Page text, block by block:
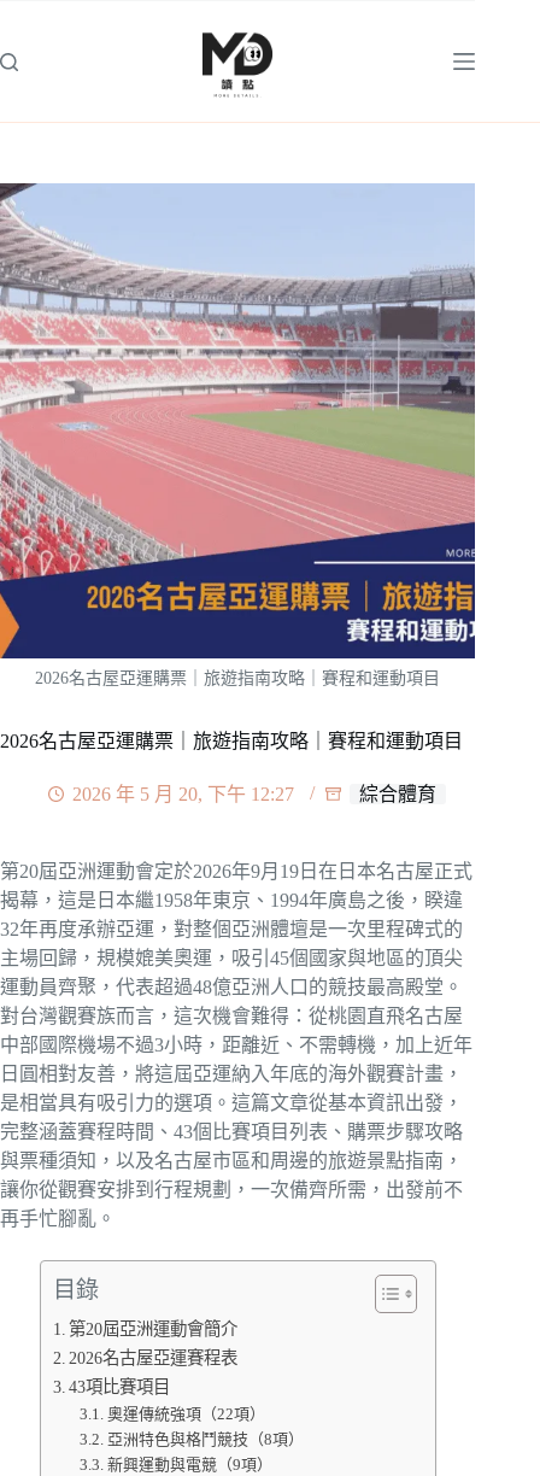
主
2026名古屋亞運購票｜旅遊指南攻略｜賽程和運動項目
2026名古屋亞運購票｜旅遊指南攻略｜賽程和運動項目
2026 年 5 月 20, 下午 12:27 綜合體育
第20屆亞洲運動會定於2026年9月19日在日本名古屋正式
揭幕，這是日本繼1958年東京、1994年廣島之後，睽違
32年再度承辦亞運，對整個亞洲體壇是一次里程碑式的
主場回歸，規模媲美奧運，吸引45個國家與地區的頂尖
運動員齊聚，代表超過48億亞洲人口的競技最高殿堂。
對台灣觀賽族而言，這次機會難得：從桃園直飛名古屋
中部國際機場不過3小時，距離近、不需轉機，加上近年
日圓相對友善，將這屆亞運納入年底的海外觀賽計畫，
是相當具有吸引力的選項。這篇文章從基本資訊出發，
完整涵蓋賽程時間、43個比賽項目列表、購票步驟攻略
與票種須知，以及名古屋市區和周邊的旅遊景點指南，
讓你從觀賽安排到行程規劃，一次備齊所需，出發前不
再手忙腳亂。
目錄
第20屆亞洲運動會簡介
2026名古屋亞運賽程表
43項比賽項目
奧運傳統強項（22項）
亞洲特色與格鬥競技（8項）
新興運動與電競（9項）